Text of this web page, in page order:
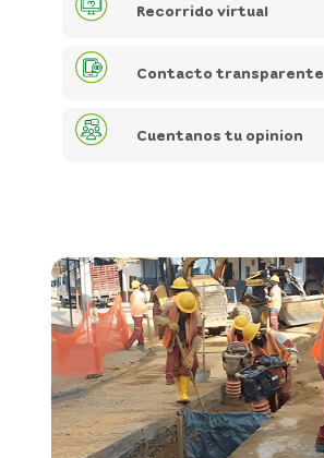
Recorrido virtual
Contacto transparente
Cuentanos tu opinion